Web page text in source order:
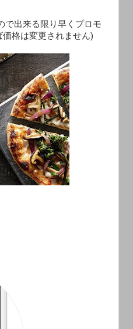
で出来る限り早くプロモ
格は変更されません)